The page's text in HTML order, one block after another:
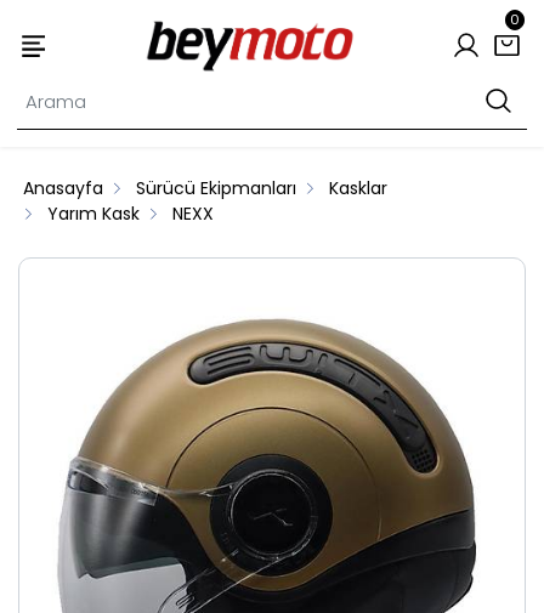
0
Anasayfa Sürücü Ekipmanları
Kasklar
Yarım Kask
NEXX